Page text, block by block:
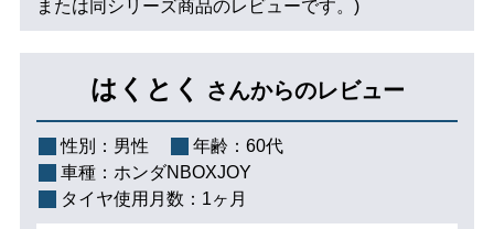
または同シリーズ商品のレビューです。)
はくとく さんからのレビュー
性別： 男性 年齢： 60代
車種： ホンダNBOXJOY
タイヤ使用月数： 1ヶ月